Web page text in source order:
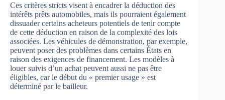
Ces critères stricts visent à encadrer la déduction des
intérêts prêts automobiles, mais ils pourraient également
dissuader certains acheteurs potentiels de tenir compte
de cette déduction en raison de la complexité des lois
associées. Les véhicules de démonstration, par exemple,
peuvent poser des problèmes dans certains États en
raison des exigences de financement. Les modèles à
louer suivis d’un achat peuvent aussi ne pas être
éligibles, car le début du « premier usage » est
déterminé par le bailleur.